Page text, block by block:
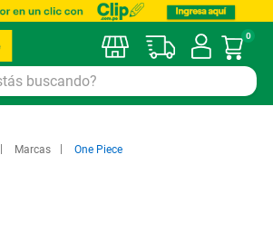
Mi
0
Marcas One Piece